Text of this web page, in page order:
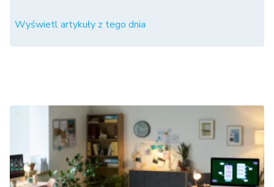
Wyświetl artykuły z tego dnia